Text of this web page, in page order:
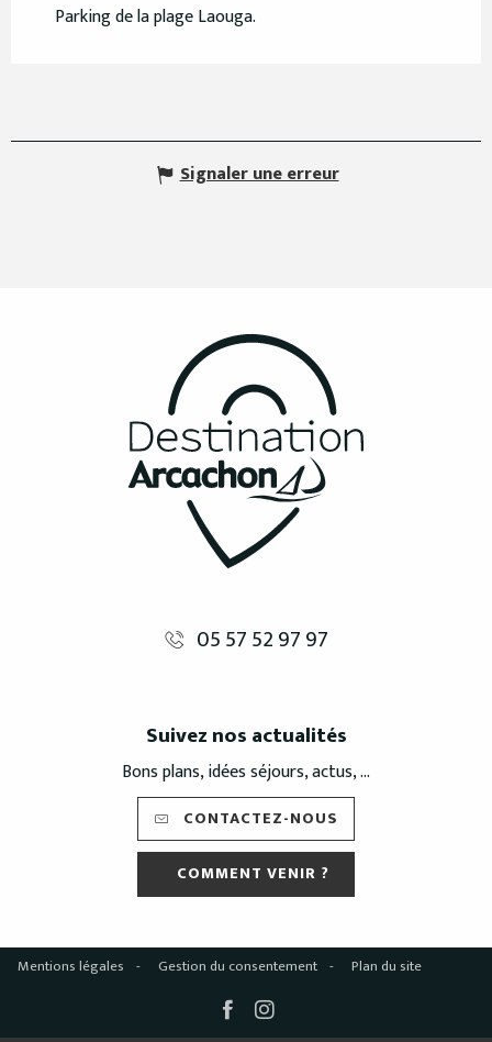
Parking de la plage Laouga.
Signaler une erreur
05 57 52 97 97
Suivez nos actualités
Bons plans, idées séjours, actus, ...
CONTACTEZ-NOUS
COMMENT VENIR ?
Mentions légales Gestion du consentement Plan du site